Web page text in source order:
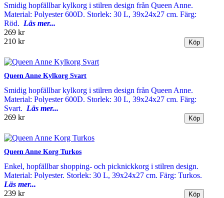
Smidig hopfällbar kylkorg i stilren design från Queen Anne.
Material: Polyester 600D. Storlek: 30 L, 39x24x27 cm. Färg:
Röd. Läs mer...
269 kr
210 kr
Queen Anne Kylkorg Svart
Smidig hopfällbar kylkorg i stilren design från Queen Anne.
Material: Polyester 600D. Storlek: 30 L, 39x24x27 cm. Färg:
Svart. Läs mer...
269 kr
Queen Anne Korg Turkos
Enkel, hopfällbar shopping- och picknickkorg i stilren design.
Material: Polyester. Storlek: 30 L, 39x24x27 cm. Färg: Turkos.
Läs mer...
239 kr